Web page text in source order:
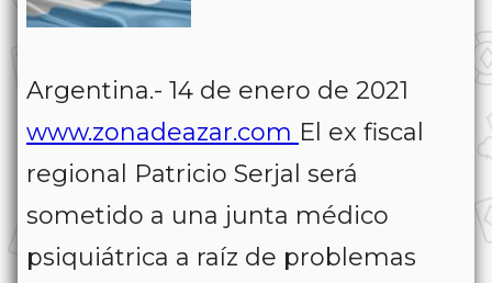
Argentina.- 14 de enero de 2021
www.zonadeazar.com El ex fiscal
regional Patricio Serjal será
sometido a una junta médico
psiquiátrica a raíz de problemas